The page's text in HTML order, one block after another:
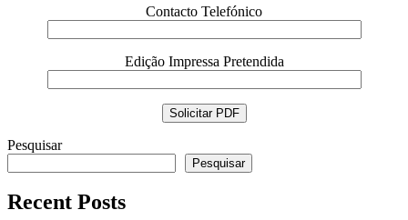
Contacto Telefónico
Edição Impressa Pretendida
Pesquisar
Pesquisar
Recent Posts